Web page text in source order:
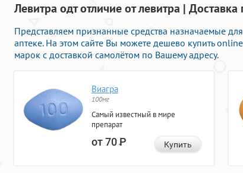
Левитра одт отличие от левитра |
Представляем признанные средства назначаемые
аптеке. На этом сайте Вы можете дешево купить
марок с доставкой самолётом по Вашему адресу.
Виагра
100мг
Самый известный в мире
препарат
от 70Р Купить